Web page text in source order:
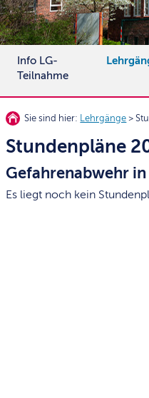
Info LG-
Teilnahme
Sie sind hier: Lehrgänge >
Stundenpläne
Gefahrenabwehr
Es liegt noch kein